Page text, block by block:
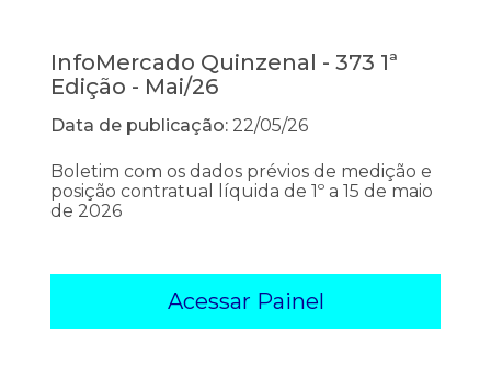
InfoMercado Quinzenal - 373 1ª
Edição - Mai/26
Data de publicação: 22/05/26
Boletim com os dados prévios de medição e
posição contratual líquida de 1º a 15 de maio
de 2026
Acessar Painel